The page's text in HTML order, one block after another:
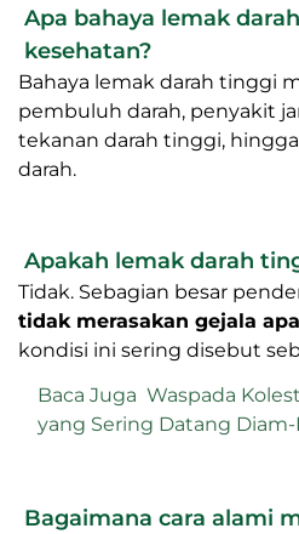
Apa bahaya lemak
kesehatan?
Bahaya lemak darah tinggi
pembuluh darah, penyakit
tekanan darah tinggi,
darah.
Apakah lemak darah
Tidak. Sebagian besar
tidak merasakan gejala
kondisi ini sering disebut
Baca Juga Waspada
yang Sering Datang
Bagaimana cara alami